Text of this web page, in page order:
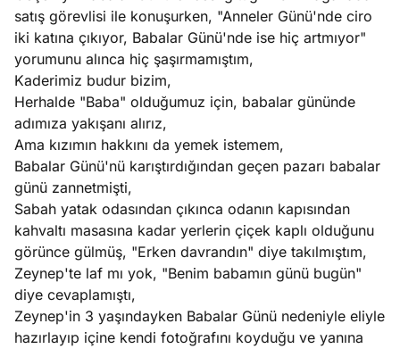
satış görevlisi ile konuşurken, "Anneler Günü'nde ciro
iki katına çıkıyor, Babalar Günü'nde ise hiç artmıyor"
yorumunu alınca hiç şaşırmamıştım,
Kaderimiz budur bizim,
Herhalde "Baba" olduğumuz için, babalar gününde
adımıza yakışanı alırız,
Ama kızımın hakkını da yemek istemem,
Babalar Günü'nü karıştırdığından geçen pazarı babalar
günü zannetmişti,
Sabah yatak odasından çıkınca odanın kapısından
kahvaltı masasına kadar yerlerin çiçek kaplı olduğunu
görünce gülmüş, "Erken davrandın" diye takılmıştım,
Zeynep'te laf mı yok, "Benim babamın günü bugün"
diye cevaplamıştı,
Zeynep'in 3 yaşındayken Babalar Günü nedeniyle eliyle
hazırlayıp içine kendi fotoğrafını koyduğu ve yanına